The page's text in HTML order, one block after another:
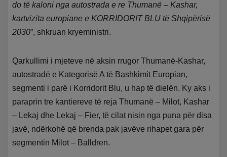
do të kaloni nga autostrada e re Thumanë – Kashar,
kartvizita europiane e KORRIDORIT BLU të Shqipërisë
2030”, shkruan kryeministri.
Qarkullimi i mjeteve në aksin rrugor Thumanë-Kashar,
autostradë e Kategorisë A të Bashkimit Europian,
segmenti i parë i Korridorit Blu, u hap të dielën. Ky aks i
paraprin tre kantiereve të reja Thumanë – Milot, Kashar
– Lekaj dhe Lekaj – Fier, të cilat nisin nga puna për disa
javë, ndërkohë që brenda pak javëve rihapet gara për
segmentin Milot – Balldren.